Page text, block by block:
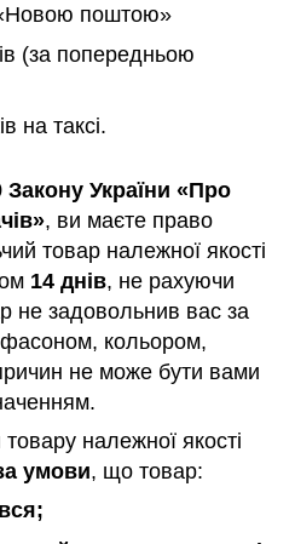
поштою»
(за попередньою
на таксі.
Закону України «Про
, ви маєте право
товар належної якості
14 днів, не рахуючи
не задовольнив вас за
кольором,
не може бути вами
.
належної якості
умови, що товар: